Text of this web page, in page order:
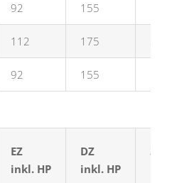
92 155
112 175
92 155
EZ
inkl. HP
DZ
inkl. HP